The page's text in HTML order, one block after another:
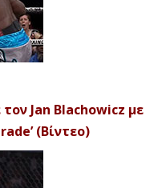
Jan Blachowicz με
(Βίντεο)